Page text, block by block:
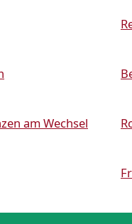
am Wechsel